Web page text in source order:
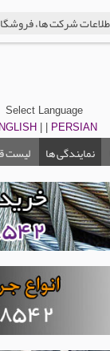
شرکت ها،
Select Language
PERSIAN
نمایندگی ها لیست